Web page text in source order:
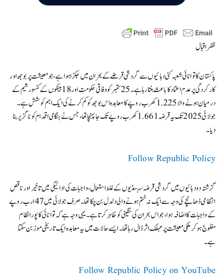
ظفر اقبال
پاکستان کا توانائی شعبہ کئی دہائیوں سے گردشی قرضے کے بحران میں جکڑا ہوا ہے، جو معیشت پر بوجھ اور
کارکردگی پر عدم اعتماد کا باعث بنتا رہا ہے۔ 25 ستمبر کو وفاقی حکومت اور 18 بینکوں کے کنسورشیم کے
درمیان ہونے والا 1.225 کھرب روپے کا معاہدہ اس بوجھ کو کم کرنے کی ایک اہم کوشش ہے۔
جولائی 2025 تک یہ قرضہ 1.661 کھرب روپے تک جا پہنچا تھا، جس نے ہنگامی اقدام کو ناگزیر بنا
دیا۔
Follow Republic Policy
گزشتہ دو دہائیوں میں گردشی قرضہ سبسڈیوں کے غلط استعمال، واجبات کی ادائیگی میں تاخیر اور ناقص
انتظامی ڈھانچے کی وجہ سے ایک نہ ختم ہونے والی دلدل بن چکا تھا۔ صرف جولائی میں 47 ارب روپے
کے واجبات کا اضافہ ہوا، جو اس بحران کی سنگینی کو ظاہر کرتا ہے۔ یہی وجہ ہے کہ توانائی کا پورا نظام
مفلوج ہو کر ملکی معیشت پر مہلک اثر ڈال رہا تھا۔ ایسے حالات میں یہ معاہدہ ایک تاریخی موڑ بن سکتا
ہے۔
Follow Republic Policy on YouTube